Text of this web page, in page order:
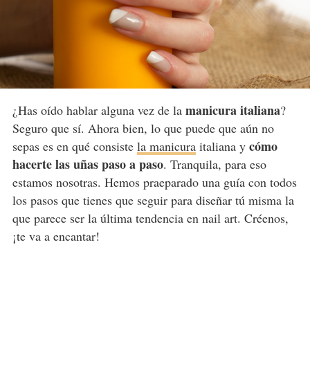
¿Has oído hablar alguna vez de la manicura italiana?
Seguro que sí. Ahora bien, lo que puede que aún no
sepas es en qué consiste la manicuraitaliana y cómo
hacerte las uñas paso a paso. Tranquila, para eso
estamos nosotras. Hemos praeparado una guía con todos
los pasos que tienes que seguir para diseñar tú misma la
que parece ser la última tendencia en nail art. Créenos,
¡te va a encantar!